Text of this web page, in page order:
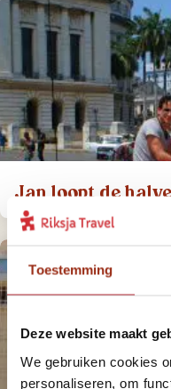
Toestemming
Deze website maakt
We gebruiken cookies
personaliseren, om
Jan loopt de